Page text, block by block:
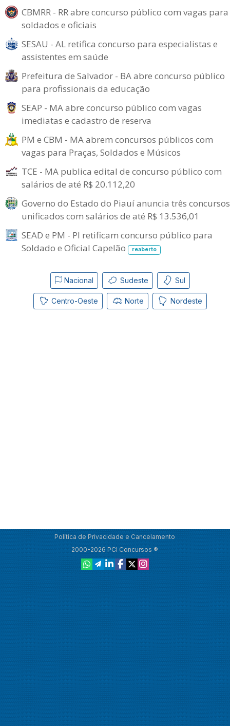
CBMRR - RR abre concurso público com vagas para
soldados e oficiais
SESAU - AL retifica concurso para especialistas e
assistentes em saúde
Prefeitura de Salvador - BA abre concurso público
para profissionais da educação
SEAP - MA abre concurso público com vagas
imediatas e cadastro de reserva
PM e CBM - MA abrem concursos públicos com
vagas para Praças, Soldados e Músicos
TCE - MA publica edital de concurso público com
salários de até R$ 20.112,20
Governo do Estado do Piauí anuncia três concursos
unificados com salários de até R$ 13.536,01
SEAD e PM - PI retificam concurso público para
Soldado e Oficial Capelão
reaberto
Nacional Sudeste Sul
Centro-Oeste Norte Nordeste
Política de Privacidade e Cancelamento
2000-2026 PCI Concursos ®